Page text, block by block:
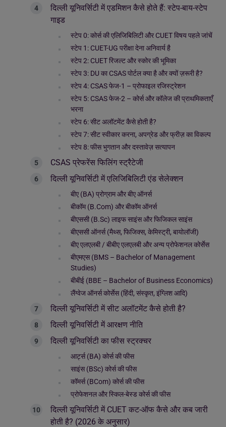
दिल्ली यूनिवर्सिटी में एडमिशन कैसे होते हैं: स्टेप-बाय-स्टेप
गाइड
स्टेप 0: कोर्स की एलिजिबिलिटी और CUET विषय पहले जांचें
स्टेप 1: CUET-UG परीक्षा देना अनिवार्य है
स्टेप 2: CUET रिजल्ट और स्कोर की भूमिका
स्टेप 3: DU का CSAS पोर्टल क्या है और क्यों ज़रूरी है?
स्टेप 4: CSAS फेज-1 – प्रोफाइल रजिस्ट्रेशन
स्टेप 5: CSAS फेज-2 – कोर्स और कॉलेज की प्राथमिकताएँ
भरना
स्टेप 6: सीट अलॉटमेंट कैसे होती है?
स्टेप 7: सीट स्वीकार करना, अपग्रेड और फ्रीज़ का विकल्प
स्टेप 8: फीस भुगतान और दस्तावेज़ सत्यापन
CSAS प्रेफरेंस फिलिंग स्ट्रैटेजी
दिल्ली यूनिवर्सिटी में एलिजिबिलिटी एंड सेलेक्शन
बीए (BA) प्रोग्राम और बीए ऑनर्स
बीकॉम (B.Com) और बीकॉम ऑनर्स
बीएससी (B.Sc) लाइफ साइंस और फिजिकल साइंस
बीएससी ऑनर्स (मैथ्स, फिजिक्स, केमिस्ट्री, बायोलॉजी)
बीए एलएलबी / बीबीए एलएलबी और अन्य प्रोफेशनल कोर्सेस
बीएमएस (BMS – Bachelor of Management
Studies)
बीबीई (BBE – Bachelor of Business Economics)
लैंग्वेज ऑनर्स कोर्सेस (हिंदी, संस्कृत, इंग्लिश आदि)
दिल्ली यूनिवर्सिटी में सीट अलॉटमेंट कैसे होती है?
दिल्ली यूनिवर्सिटी में आरक्षण नीति
दिल्ली यूनिवर्सिटी का फीस स्ट्रक्चर
आर्ट्स (BA) कोर्स की फीस
साइंस (BSc) कोर्स की फीस
कॉमर्स (BCom) कोर्स की फीस
प्रोफेशनल और स्किल-बेस्ड कोर्स की फीस
दिल्ली यूनिवर्सिटी में CUET कट-ऑफ कैसे और कब जारी
होती है? (2026 के अनुसार)